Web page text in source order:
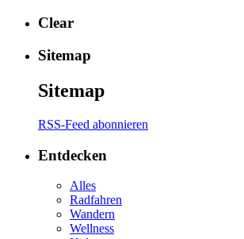
Clear
Sitemap
Sitemap
RSS-Feed abonnieren
Entdecken
Alles
Radfahren
Wandern
Wellness